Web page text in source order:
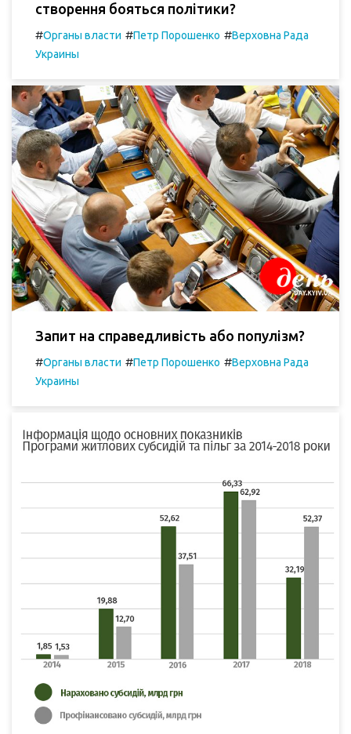
створення бояться політики?
#Органы власти #Петр Порошенко #Верховна Рада
Украины
Запит на справедливість або популізм?
#Органы власти #Петр Порошенко #Верховна Рада
Украины